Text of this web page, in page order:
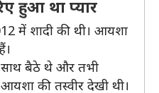
हुआ था प्यार
में शादी की थी। आयशा
बैठे थे और तभी
की तस्वीर देखी थी।